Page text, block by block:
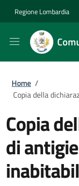
Regione Lombardia
Briciole di
Home /
Copia della
Copia
di